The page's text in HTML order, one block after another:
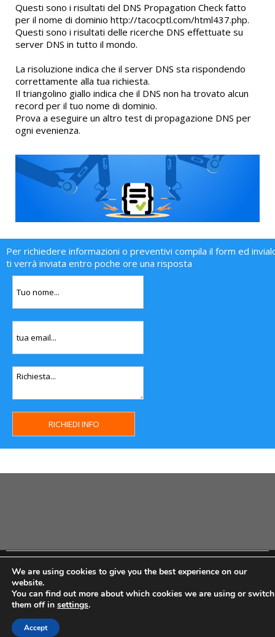
Questi sono i risultati del DNS Propagation Check fatto
per il nome di dominio http://tacocptl.com/html437.php.
Questi sono i risultati delle ricerche DNS effettuate su
server DNS in tutto il mondo.
La risoluzione indica che il server DNS sta rispondendo
correttamente alla tua richiesta.
Il triangolino giallo indica che il DNS non ha trovato alcun
record per il tuo nome di dominio.
Prova a eseguire un altro test di propagazione DNS per
ogni evenienza.
Per richiedere informazioni o preventivi compila il form ed
ti verrà inviata entro poche ore una risposta
Copyright MHWeb © 2018 - Privacy & GDPR - Cookie Policy -
We are using cookies to give you the best experience on our
website.
You can find out more about which cookies we are using or switch
them off in settings.
Accept